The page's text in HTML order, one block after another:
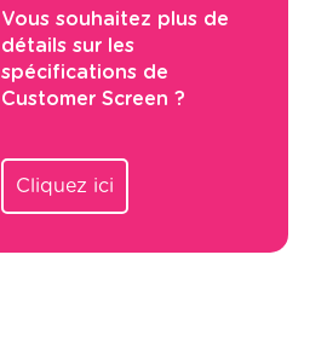
Vous souhaitez plus de
détails sur les
spécifications de
Customer Screen ?
Cliquez ici